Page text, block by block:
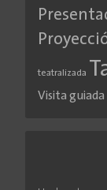
teatralizada
Visita guiada